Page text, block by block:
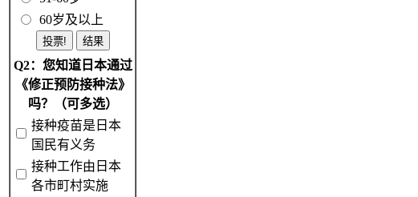
60岁及以上
Q2：您知道日本通过
《修正预防接种法》
吗？（可多选）
接种疫苗是日本
国民有义务
接种工作由日本
各市町村实施